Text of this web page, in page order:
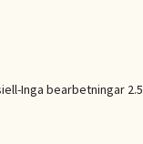
Inga bearbetningar 2.5